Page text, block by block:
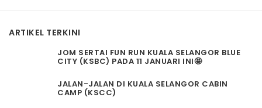
ARTIKEL TERKINI
JOM SERTAI FUN RUN KUALA SELANGOR BLUE
CITY (KSBC) PADA 11 JANUARI INI🤩
JALAN-JALAN DI KUALA SELANGOR CABIN
CAMP (KSCC)